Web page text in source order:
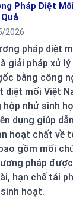
Pháp Diệt
2026
pháp diệt
giải pháp xử lý
bằng công
diệt mối Việt
hộp nhử sinh
dụng giúp
hoạt chất về
gồm mối
pháp
hạn chế tái
hoạt.